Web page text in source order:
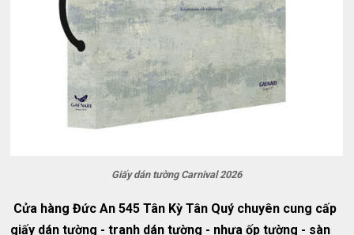
Giấy dán tường Carnival 2026
Cửa hàng Đức An 545 Tân Kỳ Tân Quý chuyên cung cấp
giấy dán tường - tranh dán tường - nhựa ốp tường - sàn